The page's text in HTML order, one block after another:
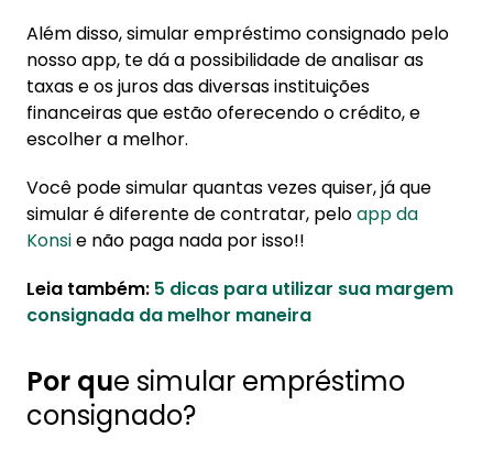
Além disso, simular empréstimo consignado pelo
nosso app, te dá a possibilidade de analisar as
taxas e os juros das diversas instituições
financeiras que estão oferecendo o crédito, e
escolher a melhor.
Você pode simular quantas vezes quiser, já que
simular é diferente de contratar, peloapp da
Konsie não paga nada por isso!!
Leia também: 5 dicas para utilizar sua margem
consignada da melhor maneira
Por que simular empréstimo
consignado?